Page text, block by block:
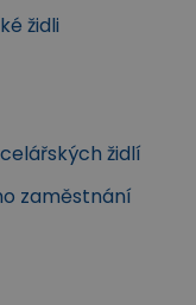
židli
židlí
zaměstnání